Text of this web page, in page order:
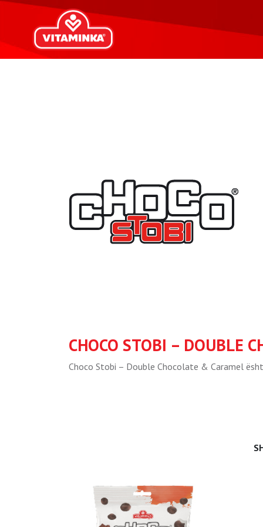
CHOCO STOBI – DOUBLE
Choco Stobi – Double Chocolate & Caramel